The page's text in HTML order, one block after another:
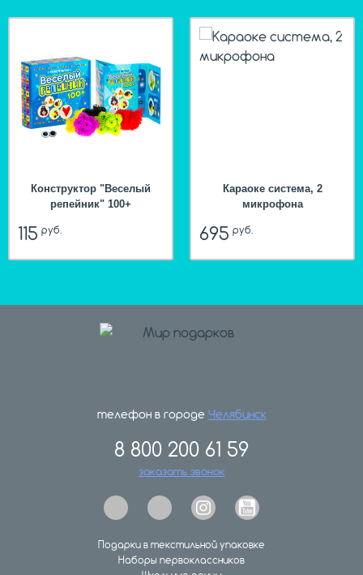
Конструктор "Веселый
репейник" 100+
115руб.
Караоке система, 2
микрофона
695руб.
телефон в городе Челябинск
8 800 200 61 59
заказать звонок
Подарки в текстильной упаковке
Наборы первоклассников